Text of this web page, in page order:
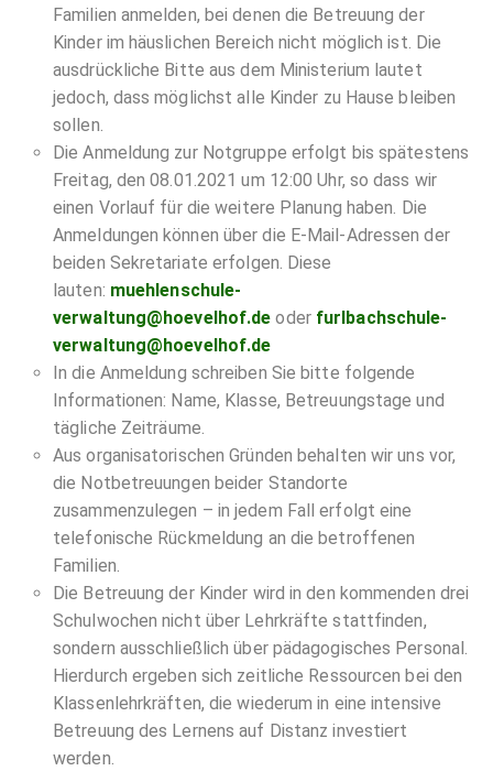
Familien anmelden, bei denen die Betreuung der
Kinder im häuslichen Bereich nicht möglich ist. Die
ausdrückliche Bitte aus dem Ministerium lautet
jedoch, dass möglichst alle Kinder zu Hause bleiben
sollen.
Die Anmeldung zur Notgruppe erfolgt bis spätestens
Freitag, den 08.01.2021 um 12:00 Uhr, so dass wir
einen Vorlauf für die weitere Planung haben. Die
Anmeldungen können über die E-Mail-Adressen der
beiden Sekretariate erfolgen. Diese
lauten: muehlenschule-
verwaltung@hoevelhof.de oder furlbachschule-
verwaltung@hoevelhof.de
In die Anmeldung schreiben Sie bitte folgende
Informationen: Name, Klasse, Betreuungstage und
tägliche Zeiträume.
Aus organisatorischen Gründen behalten wir uns vor,
die Notbetreuungen beider Standorte
zusammenzulegen – in jedem Fall erfolgt eine
telefonische Rückmeldung an die betroffenen
Familien.
Die Betreuung der Kinder wird in den kommenden drei
Schulwochen nicht über Lehrkräfte stattfinden,
sondern ausschließlich über pädagogisches Personal.
Hierdurch ergeben sich zeitliche Ressourcen bei den
Klassenlehrkräften, die wiederum in eine intensive
Betreuung des Lernens auf Distanz investiert
werden.